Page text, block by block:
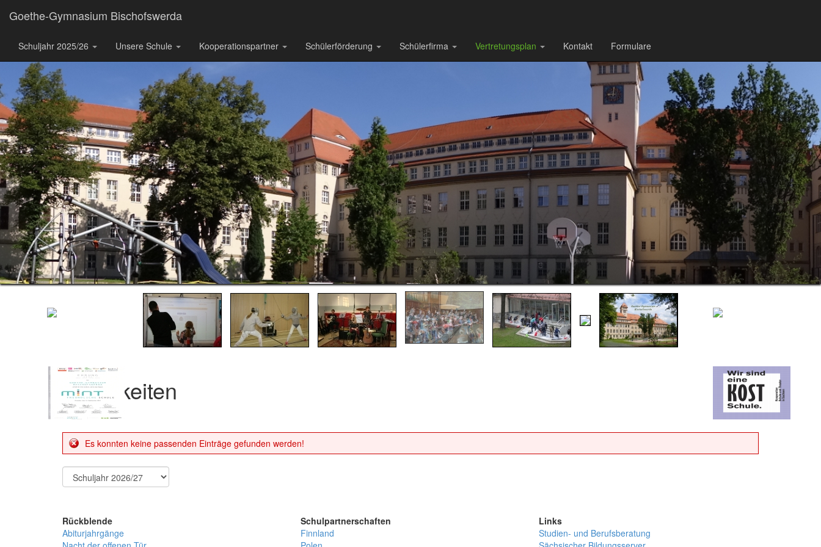
Goethe-Gymnasium Bischofswerda
Schuljahr 2025/26 Unsere Schule Kooperationspartner Schülerförderung Schülerfirma Vertretungsplan Kontakt Formulare
Neuigkeiten
Es konnten keine passenden Einträge gefunden werden!
Rückblende
Abiturjahrgänge
Schulpartnerschaften
Finnland
Links
Studien- und Berufsberatung